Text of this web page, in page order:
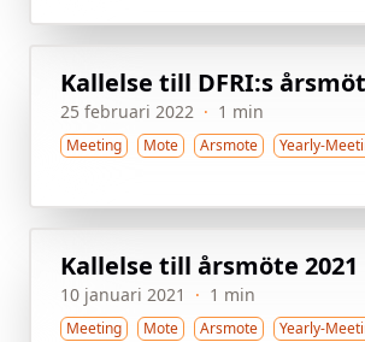
Kallelse till DFRI:s
25 februari 2022 · 1 min
Meeting Mote Arsmote Yearly-
Kallelse till årsmöte 2021
10 januari 2021 · 1 min
Meeting Mote Arsmote Yearly-